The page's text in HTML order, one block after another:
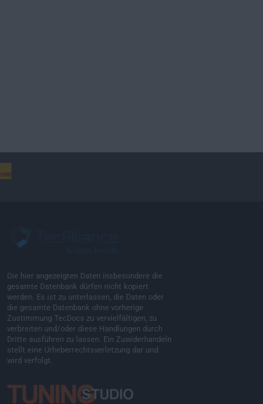
Die hier angezeigten Daten insbesondere die
gesamte Datenbank dürfen nicht kopiert
werden. Es ist zu unterlassen, die Daten oder
die gesamte Datenbank ohne vorherige
Zustimmung TecDocs zu vervielfältigen, zu
verbreiten und/oder diese Handlungen durch
Dritte ausführen zu lassen. Ein Zuwiderhandeln
stellt eine Urheberrechtsverletzung dar und
wird verfolgt.